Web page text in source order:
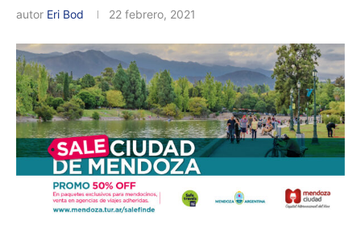
autor Eri Bod 22 febrero, 2021